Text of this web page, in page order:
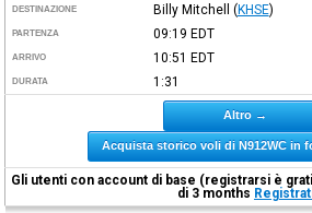
DESTINAZIONE Billy Mitchell (KHSE)
PARTENZA 09:19 EDT
ARRIVO 10:51 EDT
DURATA 1:31
Altro →
Acquista storico voli di N912WC in
Gli utenti con account di base (registrarsi è
di 3 months